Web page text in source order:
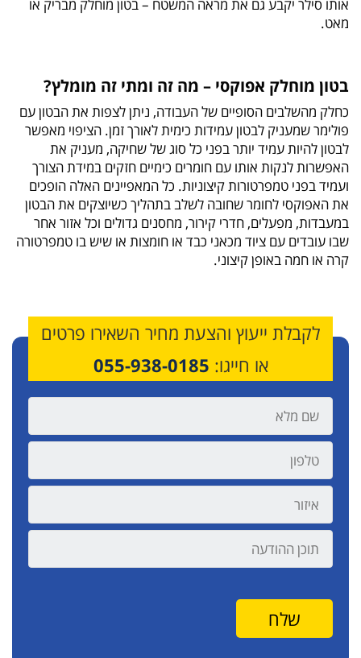
אותו סילר יקבע גם את מראה המשטח – בטון מוחלק מבריק או
מאט.
בטון מוחלק אפוקסי – מה זה ומתי זה מומלץ?
כחלק מהשלבים הסופיים של העבודה, ניתן לצפות את הבטון עם
פולימר שמעניק לבטון עמידות כימית לאורך זמן. הציפוי מאפשר
לבטון להיות עמיד יותר בפני כל סוג של שחיקה, מעניק את
האפשרות לנקות אותו עם חומרים כימיים חזקים במידת הצורך
ועמיד בפני טמפרטורות קיצוניות. כל המאפיינים האלה הופכים
את האפוקסי לחומר שחובה לשלב בתהליך כשיוצקים את הבטון
במעבדות, מפעלים, חדרי קירור, מחסנים גדולים וכל אזור אחר
שבו עובדים עם ציוד מכאני כבד או חומצות או שיש בו טמפרטורה
קרה או חמה באופן קיצוני.
לקבלת ייעוץ והצעת מחיר השאירו פרטים
או חייגו: 055-938-0185